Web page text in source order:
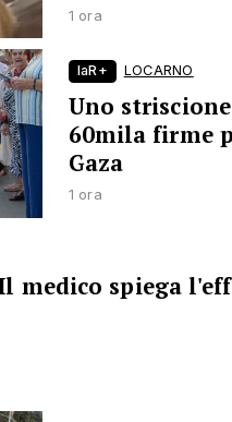
1 ora
laR+ LOCARNO
Uno
60mila firme
Gaza
1 ora
medico spiega